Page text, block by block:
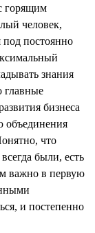
горящим
человек,
под постоянно
знания
главные
бизнеса
объединения
что
были, есть
важно в первую
и постепенно